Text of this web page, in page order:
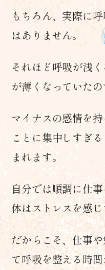
もちろん、実際に
はありません。
それほど呼吸が浅
が薄くなっていたの
マイナスの感情を
ことに集中しすぎ
まれます。
自分では順調に仕
体はストレスを感
だからこそ、仕事
て呼吸を整える時